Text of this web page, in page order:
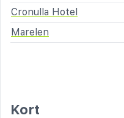
Cronulla Hotel
Marelen
Kort